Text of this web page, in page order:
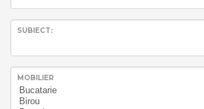
SUBIECT:
MOBILIER